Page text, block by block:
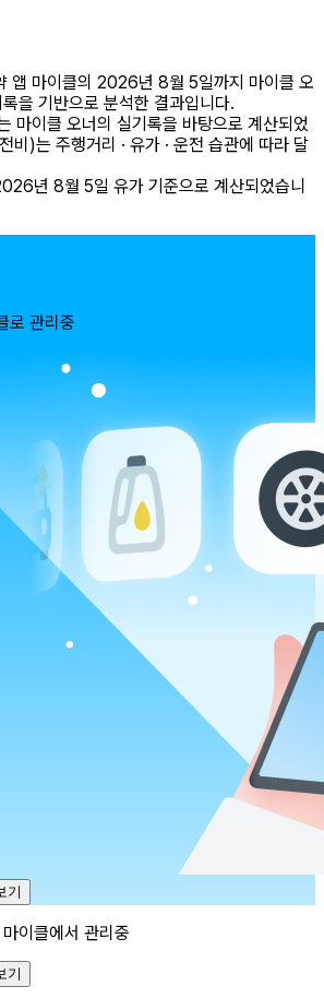
앱 마이클의 2026년 8월 5일까지 마이클 오
을 기반으로 분석한 결과입니다.
마이클 오너의 실기록을 바탕으로 계산되었
비)는 주행거리 · 유가 · 운전 습관에 따라 달
년 8월 5일 유가 기준으로 계산되었습니
로 관리중
기
이클에서 관리중
기